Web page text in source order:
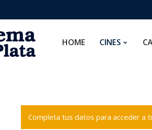
HOME CINES
Completa tus datos para acceder a